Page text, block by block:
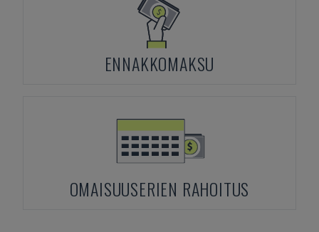
ENNAKKOMAKSU
OMAISUUSERIEN RAHOITUS